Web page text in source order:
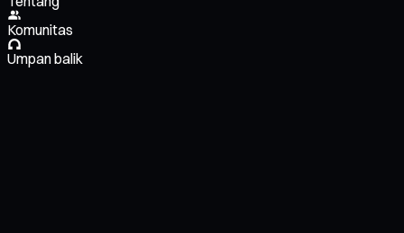
Komunitas
Umpan balik